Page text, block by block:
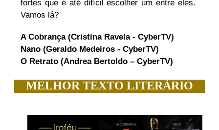
fortes que é até difícil escolher um entre eles.
Vamos lá?
A Cobrança (Cristina Ravela - CyberTV)
Nano (Geraldo Medeiros - CyberTV)
O Retrato (Andrea Bertoldo – CyberTV)
MELHOR TEXTO LITERÁRIO